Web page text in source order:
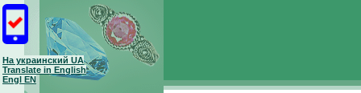
На украинский UA
Translate in English
Engl EN